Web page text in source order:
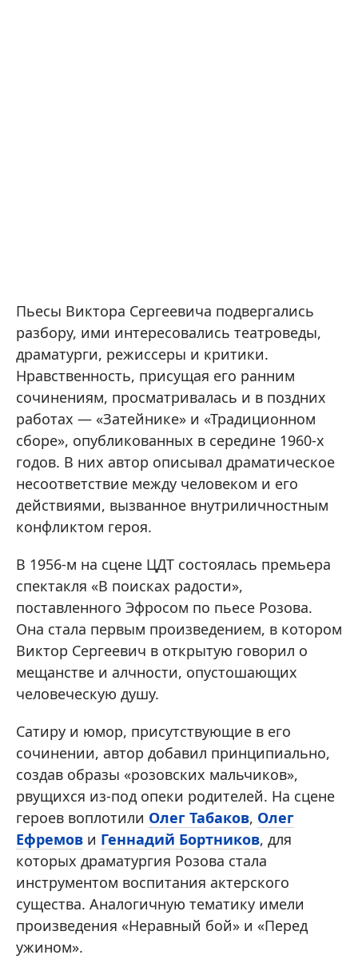
Пьесы Виктора Сергеевича подвергались
разбору, ими интересовались театроведы,
драматурги, режиссеры и критики.
Нравственность, присущая его ранним
сочинениям, просматривалась и в поздних
работах — «Затейнике» и «Традиционном
сборе», опубликованных в середине 1960-х
годов. В них автор описывал драматическое
несоответствие между человеком и его
действиями, вызванное внутриличностным
конфликтом героя.
В 1956-м на сцене ЦДТ состоялась премьера
спектакля «В поисках радости»,
поставленного Эфросом по пьесе Розова.
Она стала первым произведением, в котором
Виктор Сергеевич в открытую говорил о
мещанстве и алчности, опустошающих
человеческую душу.
Сатиру и юмор, присутствующие в его
сочинении, автор добавил принципиально,
создав образы «розовских мальчиков»,
рвущихся из-под опеки родителей. На сцене
героев воплотили Олег Табаков, Олег
Ефремов и Геннадий Бортников, для
которых драматургия Розова стала
инструментом воспитания актерского
существа. Аналогичную тематику имели
произведения «Неравный бой» и «Перед
ужином».